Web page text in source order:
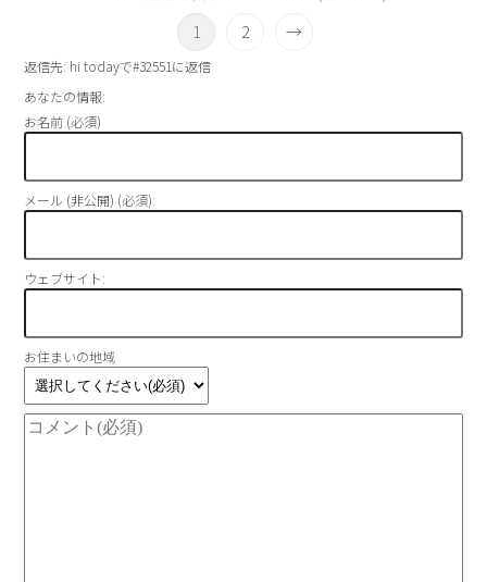
1 2 →
返信先: hi todayで#32551に返信
あなたの情報:
お名前 (必須)
メール (非公開) (必須):
ウェブサイト:
お住まいの地域